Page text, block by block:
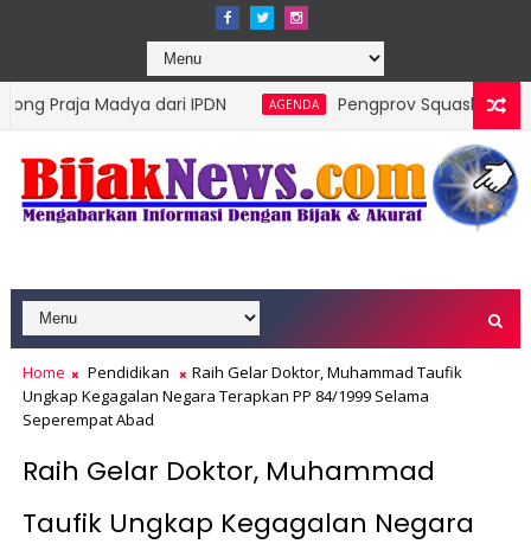
dari IPDN AGENDA
Pengprov Squash Indonesia
Home Pendidikan
Raih Gelar Doktor, Muhammad Taufik
Ungkap Kegagalan Negara Terapkan PP 84/1999 Selama
Seperempat Abad
Raih Gelar Doktor, Muhammad
Taufik Ungkap Kegagalan Negara